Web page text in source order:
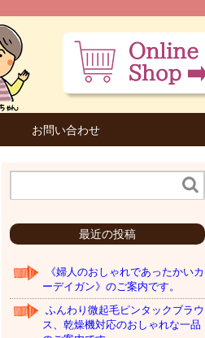
お問い合わせ
最近の投稿
《婦人のおしゃれであったかいカ
ーデイガン》のご案内です。
ふんわり微起毛ピンタックブラウ
ス、乾燥機対応のおしゃれな一品